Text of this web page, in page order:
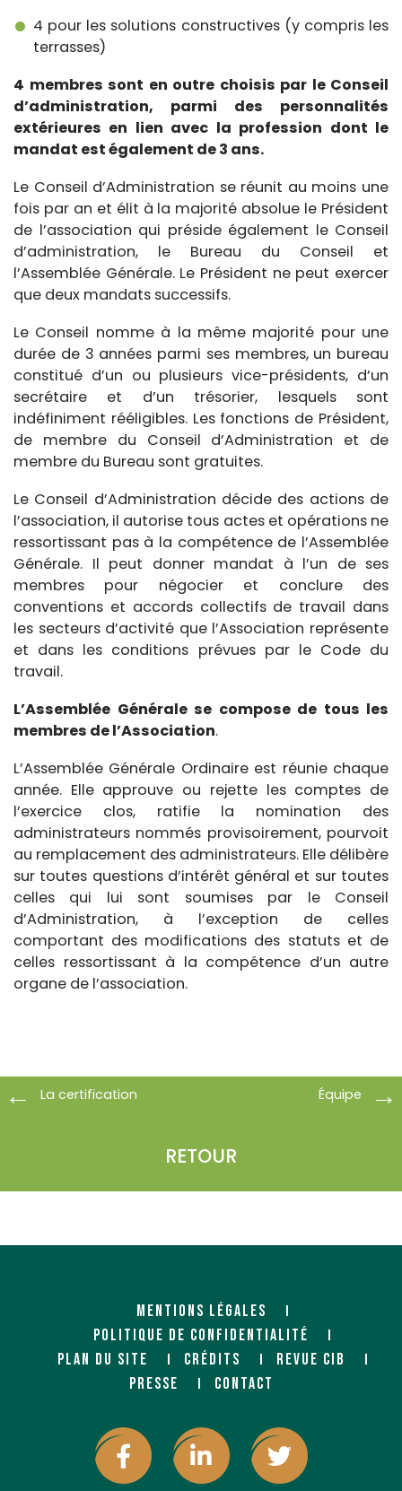
4 pour les solutions constructives (y compris les
terrasses)
4 membres sont en outre choisis par le Conseil
d’administration, parmi des personnalités
extérieures en lien avec la profession dont le
mandat est également de 3 ans.
Le Conseil d’Administration se réunit au moins une
fois par an et élit à la majorité absolue le Président
de l’association qui préside également le Conseil
d’administration, le Bureau du Conseil et
l’Assemblée Générale. Le Président ne peut exercer
que deux mandats successifs.
Le Conseil nomme à la même majorité pour une
durée de 3 années parmi ses membres, un bureau
constitué d’un ou plusieurs vice-présidents, d’un
secrétaire et d’un trésorier, lesquels sont
indéfiniment rééligibles. Les fonctions de Président,
de membre du Conseil d’Administration et de
membre du Bureau sont gratuites.
Le Conseil d’Administration décide des actions de
l’association, il autorise tous actes et opérations ne
ressortissant pas à la compétence de l’Assemblée
Générale. Il peut donner mandat à l’un de ses
membres pour négocier et conclure des
conventions et accords collectifs de travail dans
les secteurs d’activité que l’Association représente
et dans les conditions prévues par le Code du
travail.
L’Assemblée Générale se compose de tous les
membres de l’Association.
L’Assemblée Générale Ordinaire est réunie chaque
année. Elle approuve ou rejette les comptes de
l’exercice clos, ratifie la nomination des
administrateurs nommés provisoirement, pourvoit
au remplacement des administrateurs. Elle délibère
sur toutes questions d’intérêt général et sur toutes
celles qui lui sont soumises par le Conseil
d’Administration, à l’exception de celles
comportant des modifications des statuts et de
celles ressortissant à la compétence d’un autre
organe de l’association.
La certification
RETOUR
Équipe
MENTIONS LÉGALES
POLITIQUE DE CONFIDENTIALITÉ
PLAN DU SITE
CRÉDITS
REVUE CIB
PRESSE
CONTACT